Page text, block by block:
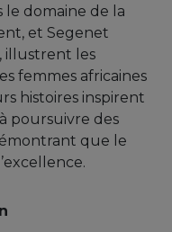
le domaine de la
et Segenet
illustrent les
femmes africaines
histoires inspirent
poursuivre des
que le